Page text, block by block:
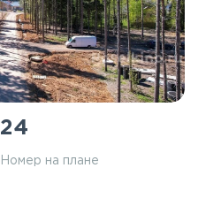
24
Номер на плане